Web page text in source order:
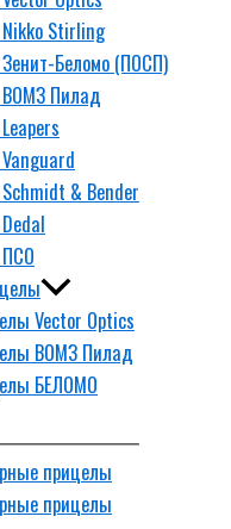
Stirling
Беломо (ПОСП)
ВОМЗ Пилад
& Bender
Vector Optics
ВОМЗ Пилад
БЕЛОМО
прицелы
прицелы